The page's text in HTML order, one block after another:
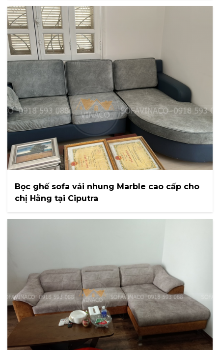
Bọc ghế sofa vải nhung Marble cao cấp cho
chị Hằng tại Ciputra